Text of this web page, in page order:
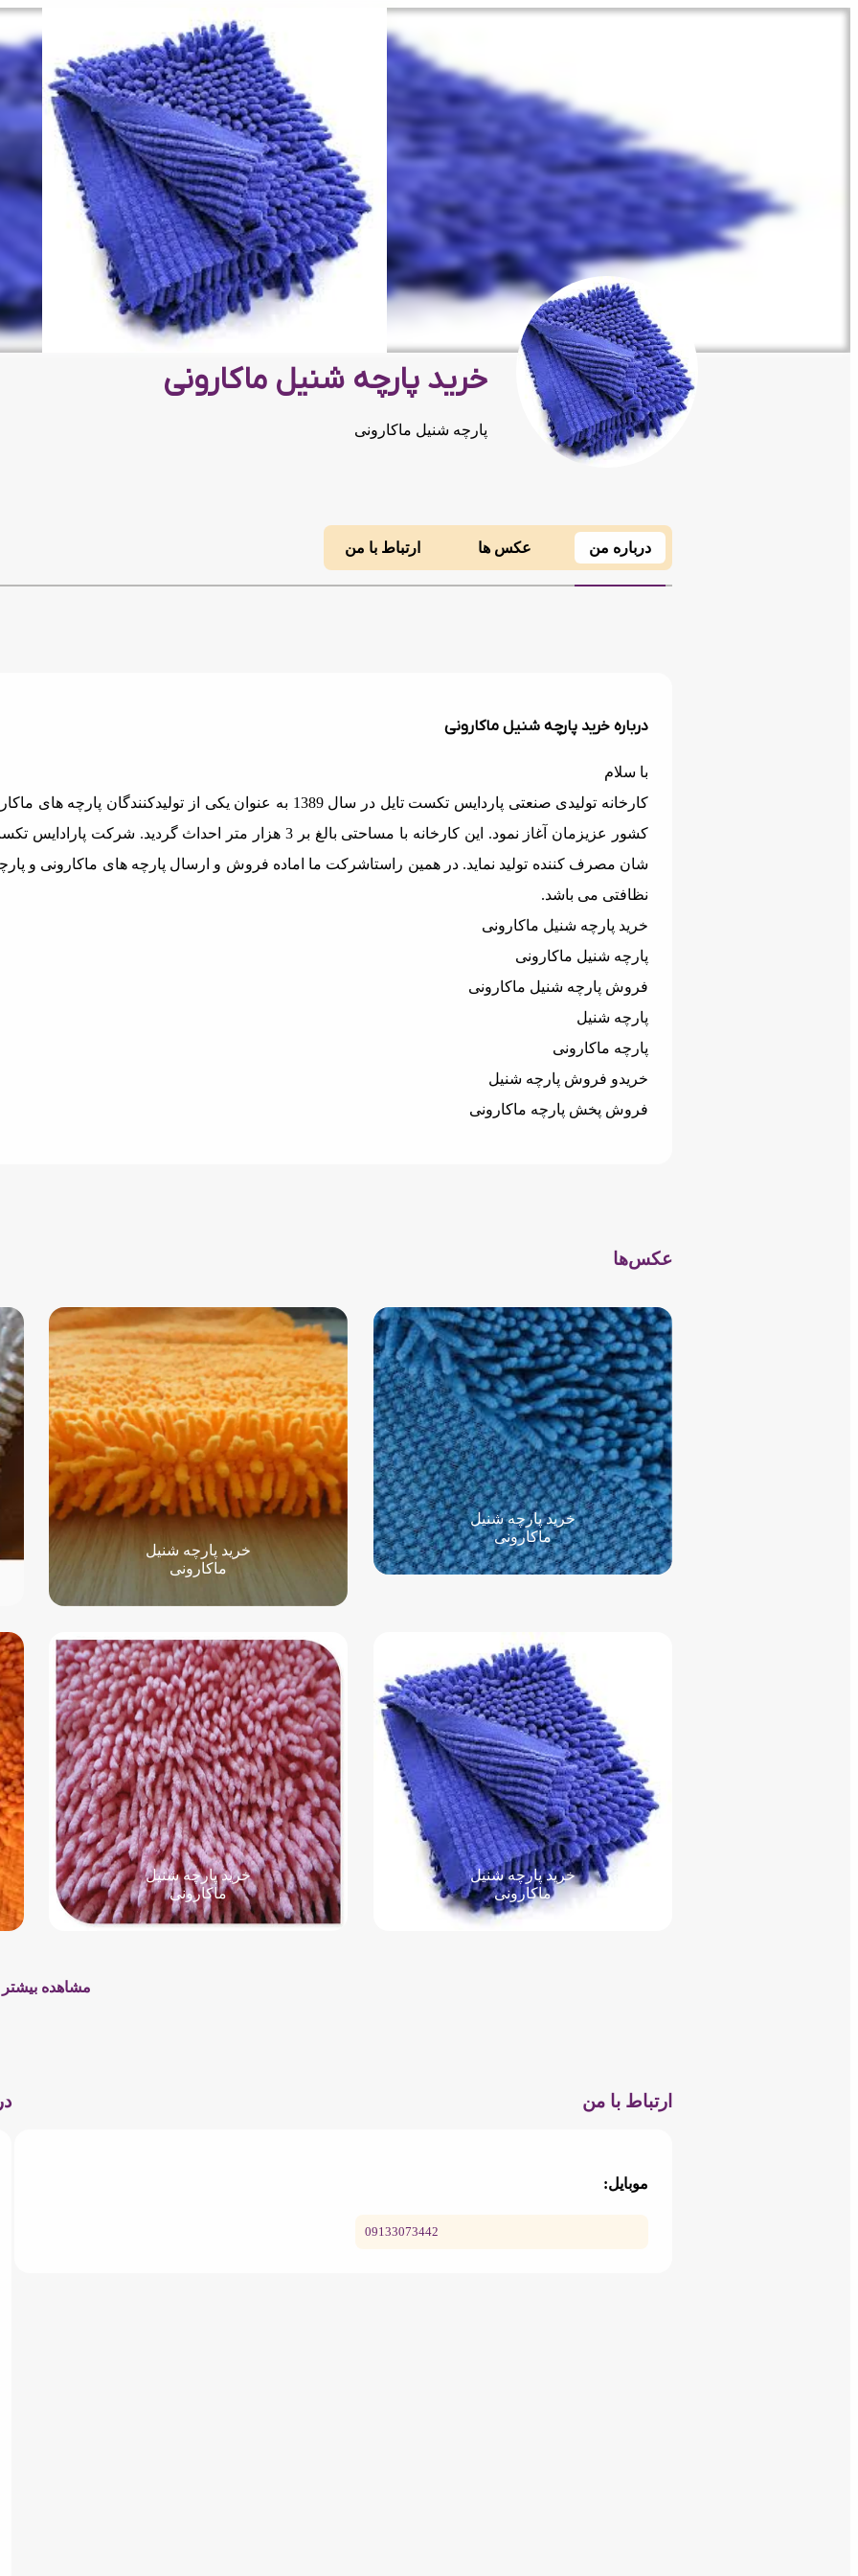
خرید پارچه شنیل ماکارونی
پارچه شنیل ماکارونی
درباره من عکس ها ارتباط با من
درباره خرید پارچه شنیل ماکارونی
با سلام
کارخانه تولیدی صنعتی پاردایس تکست تایل در سال 1389 به
کشور عزیزمان آغاز نمود. این کارخانه با مساحتی بالغ بر 3
شان مصرف کننده تولید نماید. در همین راستاشرکت ما اماده فروش و ارسال پارچه های ماکارونی و
نظافتی می باشد.
خرید پارچه شنیل ماکارونی
پارچه شنیل ماکارونی
فروش پارچه شنیل ماکارونی
پارچه شنیل
پارچه ماکارونی
خریدو فروش پارچه شنیل
فروش پخش پارچه ماکارونی
عکس‌ها
خرید پارچه شنیل
ماکارونی
خرید پارچه شنیل
ماکارونی
خرید پارچه شنیل
ماکارونی
خرید پارچه شنیل
ماکارونی
مشاهده بیشتر
ارتباط با من
موبایل:
09133073442